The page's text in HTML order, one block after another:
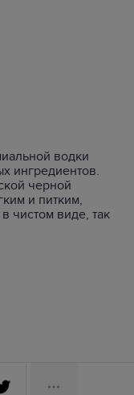
водки
ингредиентов.
черной
и питким,
чистом виде, так